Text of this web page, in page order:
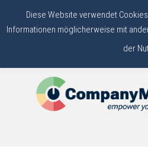
+49 6831 516
Diese Website verwendet
Informationen möglicherweise mit
der